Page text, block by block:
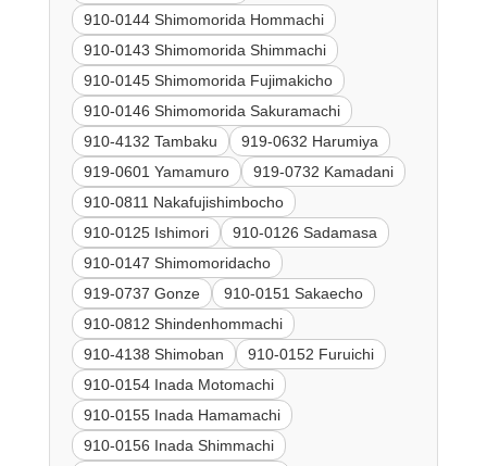
910-0144 Shimomorida Hommachi
910-0143 Shimomorida Shimmachi
910-0145 Shimomorida Fujimakicho
910-0146 Shimomorida Sakuramachi
910-4132 Tambaku
919-0632 Harumiya
919-0601 Yamamuro
919-0732 Kamadani
910-0811 Nakafujishimbocho
910-0125 Ishimori
910-0126 Sadamasa
910-0147 Shimomoridacho
919-0737 Gonze
910-0151 Sakaecho
910-0812 Shindenhommachi
910-4138 Shimoban
910-0152 Furuichi
910-0154 Inada Motomachi
910-0155 Inada Hamamachi
910-0156 Inada Shimmachi